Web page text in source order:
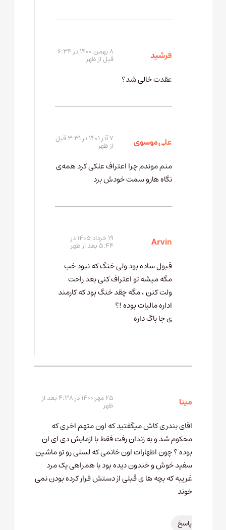
فرشید ۸ بهمن ۱۴۰۰ در ۶:۳۴
قبل از ظهر
عقدت خالی شد؟
علی موسوی ۷ آذر ۱۴۰۱ در ۳:۳۱ قبل
از ظهر
منم موندم چرا اعتراف علکی کرد همه‌ی
نگاه هارو سمت خودش برد
Arvin ۱۹ خرداد ۱۴۰۵ در
۵:۴۴ بعد از ظهر
قبول ساده بود ولی خنگ که نبود خب
مگه میشه تو اعتراف کنی بعد راحت
ولت کنن ، مگه چقد خنگ بود که کارمند
اداره مالیات بوده !؟
ی جا باگ داره
مینا ۲۵ مهر ۱۴۰۰ در ۴:۳۸ بعد از
ظهر
اقای بندری کاش میگفتید که اون متهم اخری که
محکوم شد و به زندان رفت فقط با ازمایش دی ای ان
بوده ؟ چون اظهارات اون خانمی که لسلی رو تو ماشین
سفید خوش و خندون دیده بود با همراهی یک مرد
غریبه که بچه ها ی قبلی از دستش فرار کرده بودن نمی
خوند
پاسخ